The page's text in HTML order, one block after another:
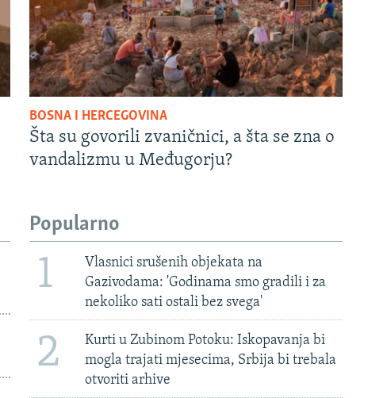
BOSNA I HERCEGOVINA
Šta su govorili zvaničnici, a šta se zna o
vandalizmu u Međugorju?
Popularno
1
Vlasnici srušenih objekata na
Gazivodama: 'Godinama smo gradili i za
nekoliko sati ostali bez svega'
2
Kurti u Zubinom Potoku: Iskopavanja bi
mogla trajati mjesecima, Srbija bi trebala
otvoriti arhive